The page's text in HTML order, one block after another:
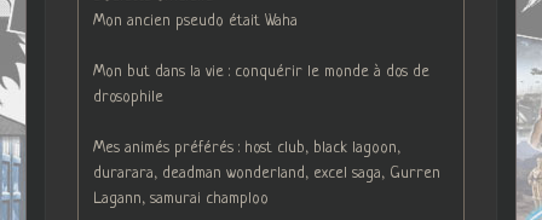
Mon ancien pseudo était Waha
Mon but dans la vie : conquérir le monde à dos de
drosophile
Mes animés préférés : host club, black lagoon,
durarara, deadman wonderland, excel saga, Gurren
Lagann, samurai champloo